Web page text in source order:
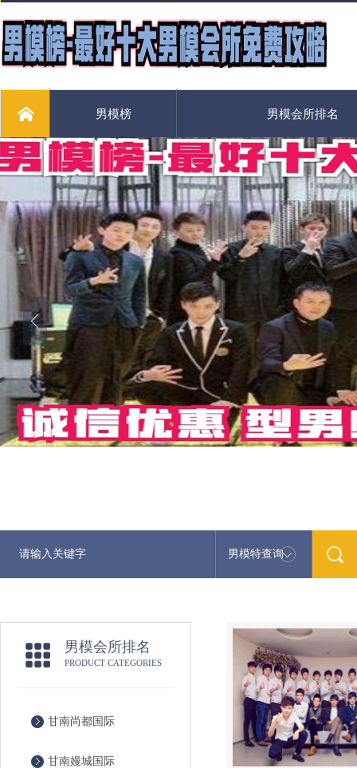
男模榜 男模会所排名
男模特查询
男模会所排名
PRODUCT CATEGORIES
甘南尚都国际
甘南嫚城国际